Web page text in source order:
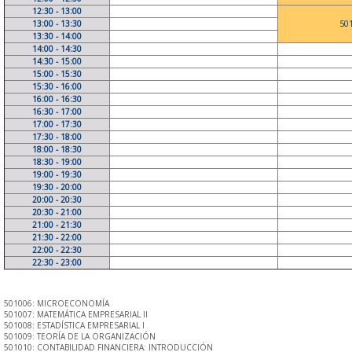
12:30 - 13:00
13:00 - 13:30
13:30 - 14:00
14:00 - 14:30
14:30 - 15:00
15:00 - 15:30
15:30 - 16:00
16:00 - 16:30
16:30 - 17:00
17:00 - 17:30
17:30 - 18:00
18:00 - 18:30
18:30 - 19:00
19:00 - 19:30
19:30 - 20:00
20:00 - 20:30
20:30 - 21:00
21:00 - 21:30
21:30 - 22:00
22:00 - 22:30
22:30 - 23:00
501006: MICROECONOMÍA
501007: MATEMÁTICA EMPRESARIAL II
501008: ESTADÍSTICA EMPRESARIAL I
501009: TEORÍA DE LA ORGANIZACIÓN
501010: CONTABILIDAD FINANCIERA: INTRODUCCIÓN